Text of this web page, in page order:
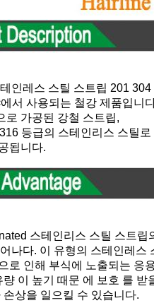
인레스 스틸 스트립 201
서 사용되는 철강 제품입니
로 가공된 강철 스트립,
등급의 스테인리스 스틸
됩니다.
스테인리스 스틸 스트립
나다. 이 유형의 스테인레스
로 인해 부식에 노출되는 응
이 높기 때문 에 보호 를 받
상을 일으킬 수 있습니다.